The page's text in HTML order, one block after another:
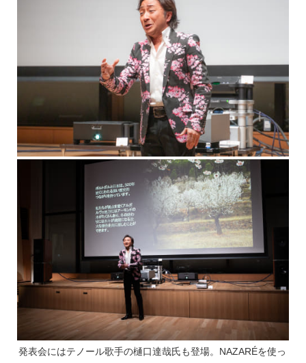
発表会にはテノール歌手の樋口達哉氏も登場。NAZARÉを使っ